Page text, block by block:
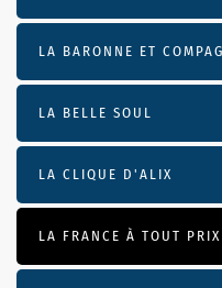
LA BARONNE ET
LA BELLE SOUL
LA CLIQUE D'ALIX
LA FRANCE À TOUT PRIX